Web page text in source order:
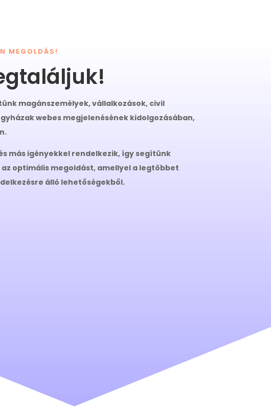
MEGOLDÁS!
magánszemélyek, vállalkozások, civil
webes megjelenésének kidolgozásában,
más igényekkel rendelkezik, így segítünk
optimális megoldást, amellyel a legtöbbet
álló lehetőségekből.